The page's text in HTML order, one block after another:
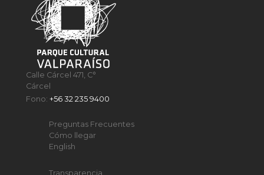
Calle Cárcel 471, C°
Cárcel
Fono:+56 32 235 9400
Preguntas Frecuentes
Cómo llegar
English
Transparencia